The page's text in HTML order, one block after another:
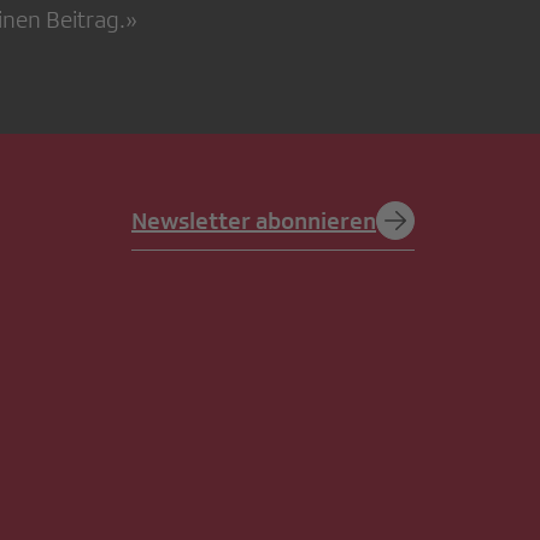
Beitrag.»
Newsletter abonnieren